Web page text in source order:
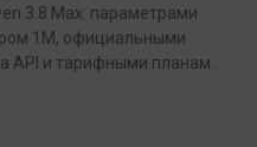
3.8 Max: параметрами
1M, официальными
API и тарифными планами